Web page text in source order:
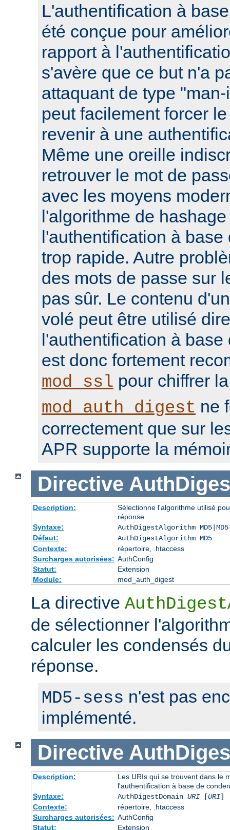
L'authentification à
été conçue pour
rapport à
s'avère que ce but n'a
attaquant de type
peut facilement forcer
revenir à une
Même une oreille
retrouver le mot de
avec les moyens
l'algorithme de
l'authentification à
trop rapide. Autre
des mots de passe sur
pas sûr. Le contenu
volé peut être utilisé
l'authentification à base
est donc fortement
mod_ssl pour chiffrer
mod_auth_digest ne
correctement que sur
APR supporte la
Directive
Description:
Sélectionne l'algorithme utilisé
réponse
Syntaxe:
AuthDigestAlgorithm
Défaut:
AuthDigestAlgorithm MD5
Contexte:
répertoire, .htaccess
Surcharges autorisées: AuthConfig
Statut:
Extension
Module:
mod_auth_digest
La directive
de sélectionner
calculer les condensés
réponse.
MD5-sess n'est pas
implémenté.
Directive
Description:
Les URIs qui se trouvent dans le
l'authentification à base de
Syntaxe:
AuthDigestDomain URI[URI]
Contexte:
répertoire, .htaccess
Surcharges autorisées: AuthConfig
Statut:
Extension